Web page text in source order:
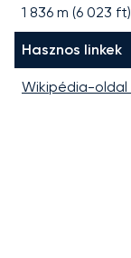
1 836 m (6 023 ft)
Hasznos linkek
Wikipédia-oldal